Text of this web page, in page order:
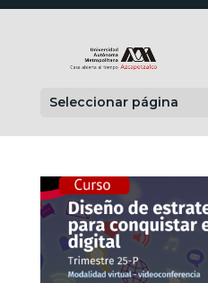
Seleccionar página